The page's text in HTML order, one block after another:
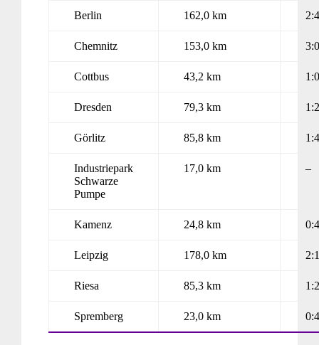
Berlin 162,0 km
Chemnitz 153,0 km
Cottbus 43,2 km
Dresden 79,3 km
Görlitz 85,8 km
Industriepark
Schwarze
Pumpe
17,0 km –
Kamenz 24,8 km
Leipzig 178,0 km
Riesa 85,3 km
Spremberg 23,0 km